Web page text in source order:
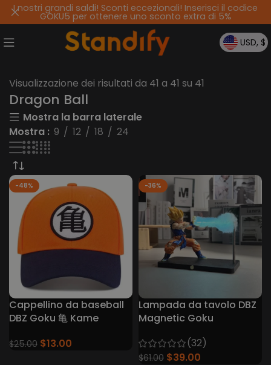
USD, $
Visualizzazione dei risultati da 41 a 41 su 41
Dragon Ball
Mostra la barra laterale
Mostra
9 12 18 24
-48%
Cappellino da baseball
DBZ Goku 亀 Kame
$25.00 $13.00
-36%
Lampada da tavolo DBZ
Magnetic Goku
batteria integrata
(32)
$61.00 $39.00
I nostri grandi saldi! Sconti eccezionali! Inserisci il codice
GOKU5 per ottenere uno sconto extra di 5%